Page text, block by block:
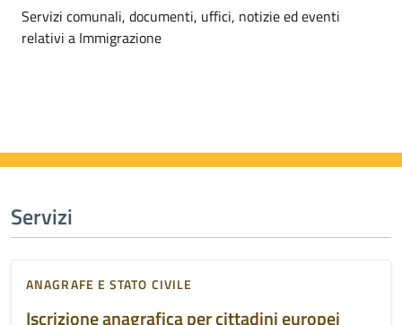
Dettagli dell'argomento
Servizi comunali, documenti, uffici, notizie ed eventi
relativi a Immigrazione
Servizi
ANAGRAFE E STATO CIVILE
Iscrizione anagrafica per cittadini europei